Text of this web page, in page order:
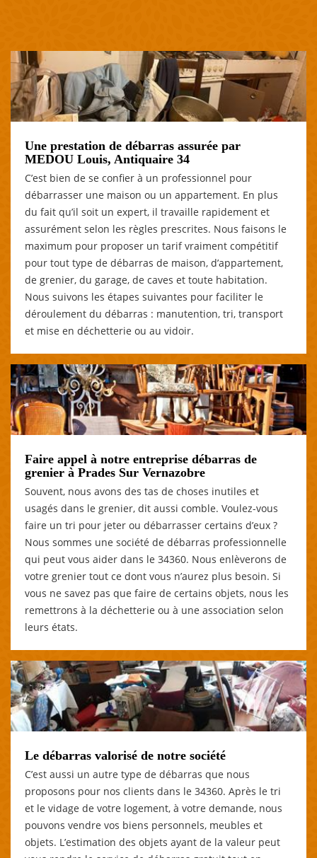
Une prestation de débarras assurée par
MEDOU Louis, Antiquaire 34
C’est bien de se confier à un professionnel pour
débarrasser une maison ou un appartement. En plus
du fait qu’il soit un expert, il travaille rapidement et
assurément selon les règles prescrites. Nous faisons le
maximum pour proposer un tarif vraiment compétitif
pour tout type de débarras de maison, d’appartement,
de grenier, du garage, de caves et toute habitation.
Nous suivons les étapes suivantes pour faciliter le
déroulement du débarras : manutention, tri, transport
et mise en déchetterie ou au vidoir.
Faire appel à notre entreprise débarras de
grenier à Prades Sur Vernazobre
Souvent, nous avons des tas de choses inutiles et
usagés dans le grenier, dit aussi comble. Voulez-vous
faire un tri pour jeter ou débarrasser certains d’eux ?
Nous sommes une société de débarras professionnelle
qui peut vous aider dans le 34360. Nous enlèverons de
votre grenier tout ce dont vous n’aurez plus besoin. Si
vous ne savez pas que faire de certains objets, nous les
remettrons à la déchetterie ou à une association selon
leurs états.
Le débarras valorisé de notre société
C’est aussi un autre type de débarras que nous
proposons pour nos clients dans le 34360. Après le tri
et le vidage de votre logement, à votre demande, nous
pouvons vendre vos biens personnels, meubles et
objets. L’estimation des objets ayant de la valeur peut